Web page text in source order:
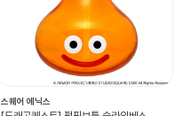
스퀘어 에닉스